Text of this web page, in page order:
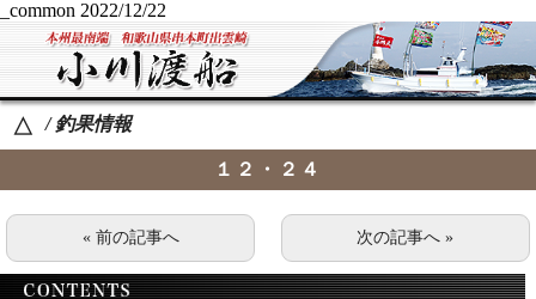
_common 2022/12/22
△ / 釣果情報
１２・２４
« 前の記事へ 次の記事へ »